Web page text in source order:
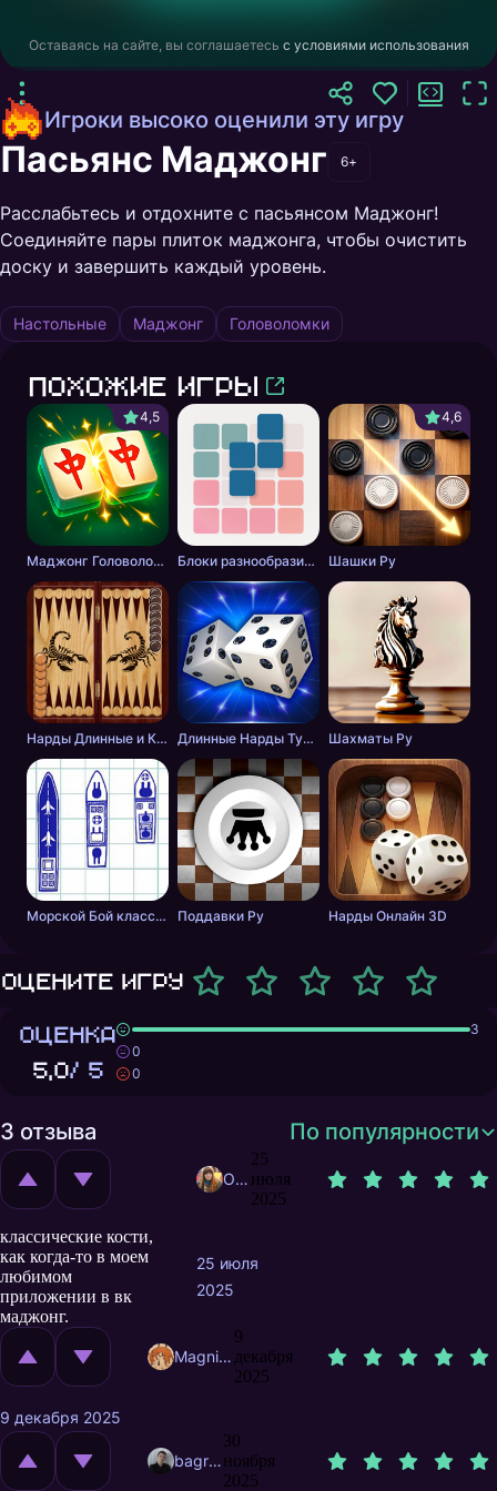
Оставаясь на сайте, вы соглашаетесь с условиями использования
Игроки высоко оценили эту игру
Пасьянс Маджонг 6+
Расслабьтесь и отдохните с пасьянсом Маджонг!
Соединяйте пары плиток маджонга, чтобы очистить
доску и завершить каждый уровень.
Настольные Маджонг Головоломки
Похожие игры
4,5
Маджонг Головоломка: Совпадение Плиток Блоки разнообразие фигурок
4,6
Шашки Ру
Нарды Длинные и Короткие онлайн Длинные Нарды Турнир Шахматы Ру
Морской Бой классический онлайн Поддавки Ру Нарды Онлайн 3D
Оцените игру
ОЦЕНКА
5,0/ 5
3
0
0
3 отзыва По популярности
Olyandra
25
июля
2025
классические кости,
как когда-то в моем
любимом
приложении в вк
маджонг.
25 июля
2025
MagnificentMrFox
9
декабря
2025
9 декабря 2025
bagrov.pro
30
ноября
2025